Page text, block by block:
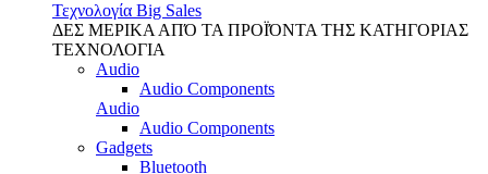
Τεχνολογία Big Sales
ΔΕΣ ΜΕΡΙΚΑ ΑΠΌ ΤΑ ΠΡΟΪΌΝΤΑ ΤΗΣ ΚΑΤΗΓΟΡΙΑΣ
ΤΕΧΝΟΛΟΓΙΑ
Audio
Audio Components
Audio
Audio Components
Gadgets
Bluetooth